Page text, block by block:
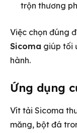
trộn thương
Việc chọn đúng
Sicoma giúp tối
hành.
Ứng dụng
Vít tải Sicoma
măng, bột đá